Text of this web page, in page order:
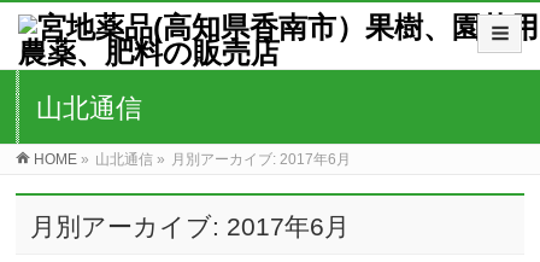
山北通信
HOME » 山北通信 » 月別アーカイブ: 2017年6月
月別アーカイブ: 2017年6月